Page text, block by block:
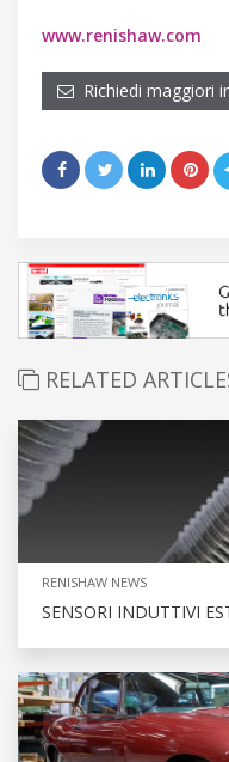
www.renishaw.com
Richiedi maggiori
RELATED
RENISHAW NEWS
SENSORI INDUTTIVI